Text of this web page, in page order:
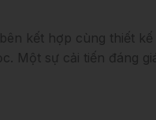
kết hợp cùng thiết
Một sự cải tiến đáng